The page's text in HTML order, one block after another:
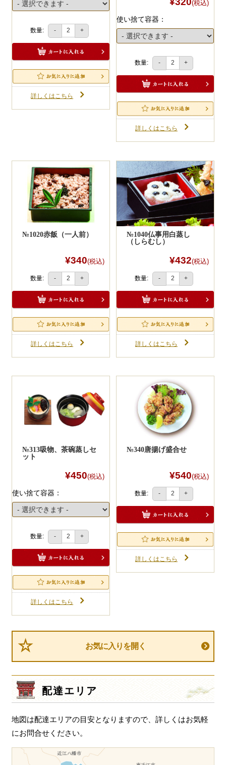
数量: - +
詳しくはこちら
(税込)
使い捨て容器：
数量: - +
詳しくはこちら
№1020赤飯（一人前）
¥340(税込)
数量: - +
詳しくはこちら
№1040仏事用白蒸し
（しらむし）
¥432(税込)
数量: - +
詳しくはこちら
№313吸物、茶碗蒸しセ
ット
¥450(税込)
使い捨て容器：
数量: - +
詳しくはこちら
№340唐揚げ盛合せ
¥540(税込)
数量: - +
詳しくはこちら
お気に入りを開く
配達エリア
地図は配達エリアの目安となりますので、詳しくはお気軽
にお問合せください。